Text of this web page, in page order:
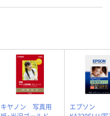
キヤノン 写真用
エプソン